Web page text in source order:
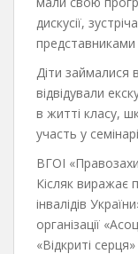
дискусії,
представниками
Діти займалися
відвідували
в житті класу,
участь у
ВГОІ
Кісляк виражає
інвалідів
організації
«Відкриті